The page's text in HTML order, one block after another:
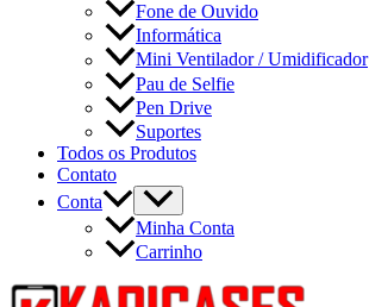
Fone de Ouvido
Informática
Mini Ventilador / Umidificador
Pau de Selfie
Pen Drive
Suportes
Todos os Produtos
Contato
Conta
Minha Conta
Carrinho